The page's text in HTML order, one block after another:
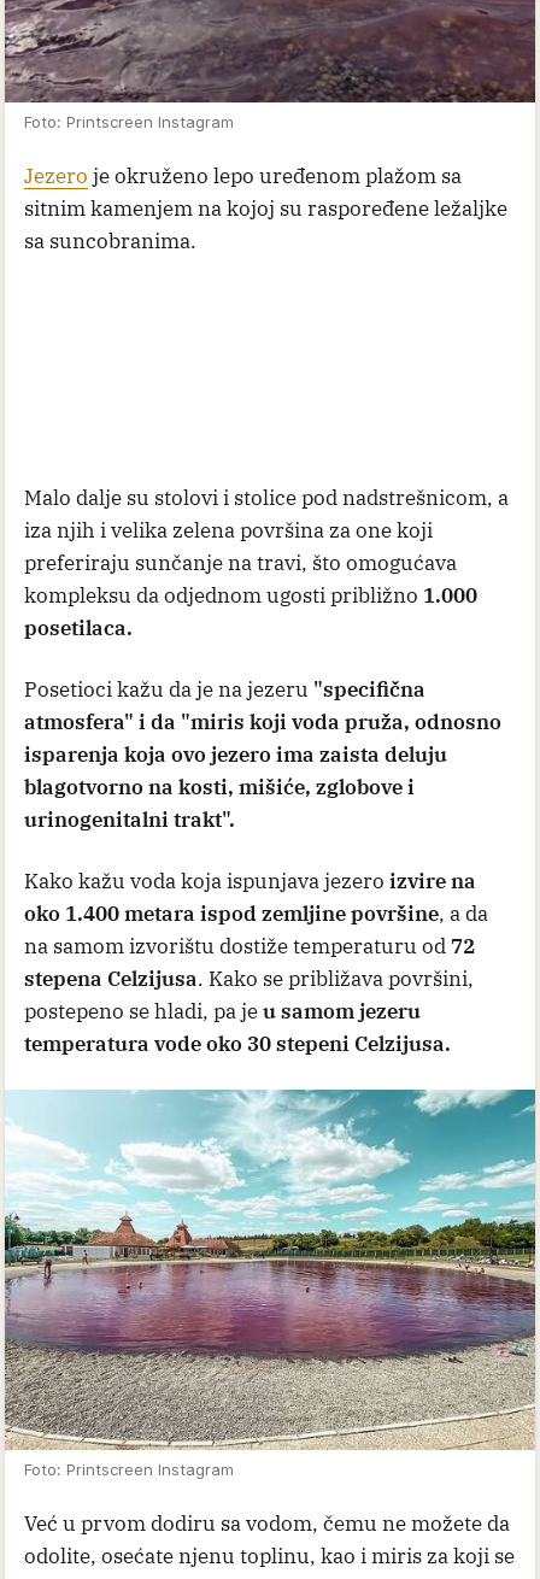
Foto: Printscreen Instagram
Jezero je okruženo lepo uređenom plažom sa
sitnim kamenjem na kojoj su raspoređene ležaljke
sa suncobranima.
Malo dalje su stolovi i stolice pod nadstrešnicom, a
iza njih i velika zelena površina za one koji
preferiraju sunčanje na travi, što omogućava
kompleksu da odjednom ugosti približno 1.000
posetilaca.
Posetioci kažu da je na jezeru "specifična
atmosfera" i da "miris koji voda pruža, odnosno
isparenja koja ovo jezero ima zaista deluju
blagotvorno na kosti, mišiće, zglobove i
urinogenitalni trakt".
Kako kažu voda koja ispunjava jezero izvire na
oko 1.400 metara ispod zemljine površine, a da
na samom izvorištu dostiže temperaturu od 72
stepena Celzijusa. Kako se približava površini,
postepeno se hladi, pa jeu samom jezeru
temperatura vode oko 30 stepeni Celzijusa.
Foto: Printscreen Instagram
Već u prvom dodiru sa vodom, čemu ne možete da
odolite, osećate njenu toplinu, kao i miris za koji se